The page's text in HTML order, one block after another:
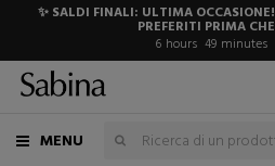
✨ SALDI FINALI: ULTIMA
PREFERITI PRIMA
6 hours 49 minutes
MENU